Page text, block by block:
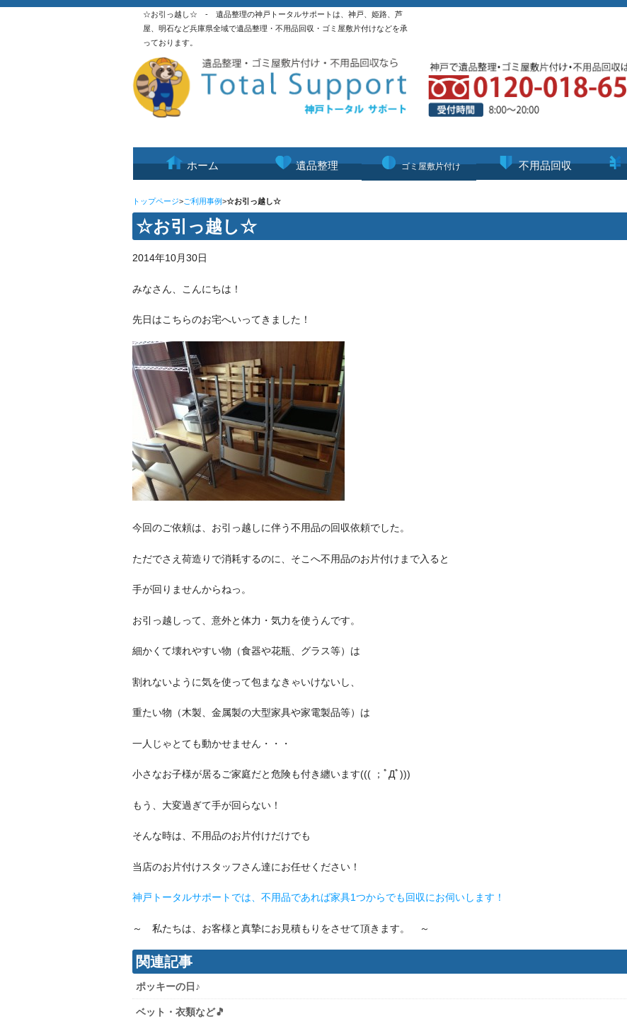
☆お引っ越し☆ - 遺品整理の神戸トータルサポートは、神戸、姫路、芦
屋、明石など兵庫県全域で遺品整理・不用品回収・ゴミ屋敷片付けなどを承
っております。
ホーム 遺品整理 ゴミ屋敷片付け 不用品回収
トップページ>ご利用事例>☆お引っ越し☆
☆お引っ越し☆
2014年10月30日
みなさん、こんにちは！
先日はこちらのお宅へいってきました！
今回のご依頼は、お引っ越しに伴う不用品の回収依頼でした。
ただでさえ荷造りで消耗するのに、そこへ不用品のお片付けまで入ると
手が回りませんからねっ。
お引っ越しって、意外と体力・気力を使うんです。
細かくて壊れやすい物（食器や花瓶、グラス等）は
割れないように気を使って包まなきゃいけないし、
重たい物（木製、金属製の大型家具や家電製品等）は
一人じゃとても動かせません・・・
小さなお子様が居るご家庭だと危険も付き纏います((( ；ﾟДﾟ)))
もう、大変過ぎて手が回らない！
そんな時は、不用品のお片付けだけでも
当店のお片付けスタッフさん達にお任せください！
神戸トータルサポートでは、不用品であれば家具1つからでも回収にお伺いします！
～ 私たちは、お客様と真摯にお見積もりをさせて頂きます。 ～
関連記事
ポッキーの日♪
ベット・衣類など🎵